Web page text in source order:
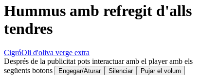
Hummus amb refregit d'alls
tendres
CigróOli d'oliva verge extra
Després de la publicitat pots interactuar amb el player amb els
següents botons
Engegar/Aturar Silenciar
Pujar el volum